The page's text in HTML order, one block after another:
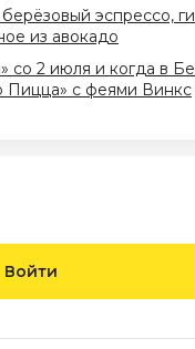
эспрессо,
из авокадо
со 2 июля и когда в
Пицца» с феями Винкс
Войти